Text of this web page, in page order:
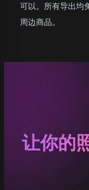
可以。所有导出均
周边商品。
让你的